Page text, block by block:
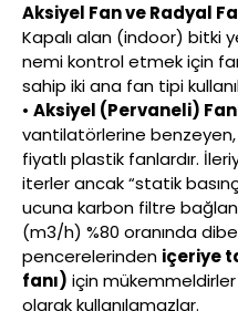
Aksiyel Fan ve Radyal
Kapalı alan (indoor) bitki
nemi kontrol etmek için
sahip iki ana fan tipi
• Aksiyel (Pervaneli)
vantilatörlerine
fiyatlı plastik fanlardır.
iterler ancak “statik
ucuna karbon filtre
(m3/h) %80 oranında
pencerelerinden içeriye
fanı) için
olarak kullanılamazlar.